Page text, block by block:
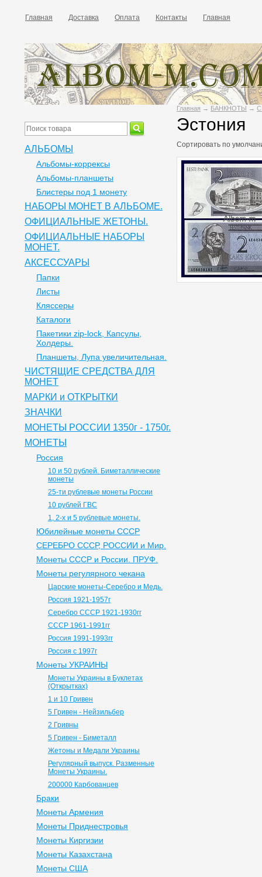
Главная Доставка Оплата Контакты Главная
Главная → БАНКНОТЫ →
Эстония
Сортировать по
АЛЬБОМЫ
Альбомы-коррексы
Альбомы-планшеты
Блистеры под 1 монету
НАБОРЫ МОНЕТ В АЛЬБОМЕ.
ОФИЦИАЛЬНЫЕ ЖЕТОНЫ.
ОФИЦИАЛЬНЫЕ НАБОРЫ
МОНЕТ.
АКСЕССУАРЫ
Папки
Листы
Кляссеры
Каталоги
Пакетики zip-lock, Капсулы,
Холдеры.
Планшеты, Лупа увеличительная.
ЧИСТЯЩИЕ СРЕДСТВА ДЛЯ
МОНЕТ
МАРКИ и ОТКРЫТКИ
ЗНАЧКИ
МОНЕТЫ РОССИИ 1350г - 1750г.
МОНЕТЫ
Россия
10 и 50 рублей. Биметаллические
монеты
25-ти рублевые монеты России
10 рублей ГВС
1, 2-х и 5 рублевые монеты.
Юбилейные монеты СССР
СЕРЕБРО СССР, РОССИИ и Мир.
Монеты СССР и России. ПРУФ.
Монеты регулярного чекана
Царские монеты-Серебро и Медь.
Россия 1921-1957г
Серебро СССР 1921-1930гг
СССР 1961-1991гг
Россия 1991-1993гг
Россия с 1997г
Монеты УКРАИНЫ
Монеты Украины в Буклетах
(Открытках)
1 и 10 Гривен
5 Гривен - Нейзильбер
2 Гривны
5 Гривен - Биметалл
Жетоны и Медали Украины
Регулярный выпуск. Разменные
Монеты Украины.
200000 Карбованцев
Браки
Монеты Армения
Монеты Приднестровья
Монеты Киргизии
Монеты Казахстана
Монеты США